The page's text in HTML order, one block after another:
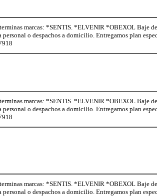
marcas: *SENTIS. *ELVENIR *OBEXOL Baje
o despachos a domicilio. Entregamos plan
marcas: *SENTIS. *ELVENIR *OBEXOL Baje
o despachos a domicilio. Entregamos plan
marcas: *SENTIS. *ELVENIR *OBEXOL Baje
o despachos a domicilio. Entregamos plan